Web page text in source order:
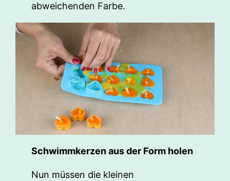
abweichenden Farbe.
Schwimmkerzen aus der Form holen
Nun müssen die kleinen